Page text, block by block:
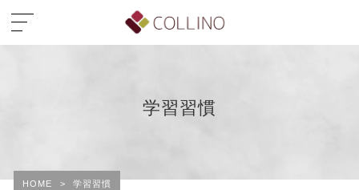
学習習慣
HOME > 学習習慣